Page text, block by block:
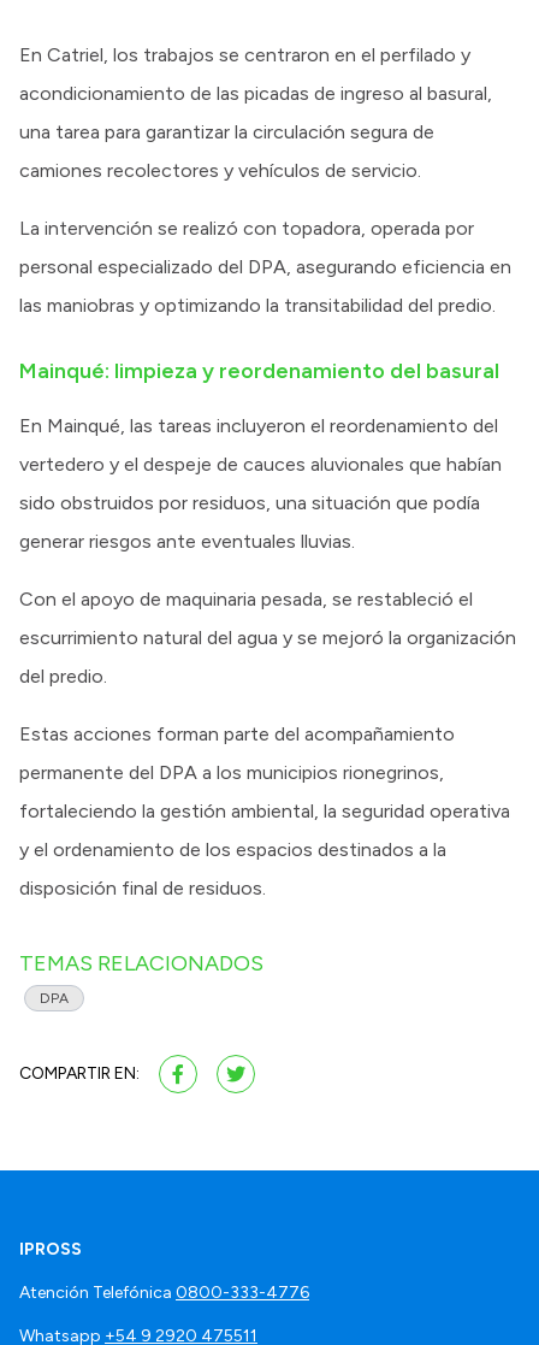
En Catriel, los trabajos se centraron en el perfilado y
acondicionamiento de las picadas de ingreso al basural,
una tarea para garantizar la circulación segura de
camiones recolectores y vehículos de servicio.
La intervención se realizó con topadora, operada por
personal especializado del DPA, asegurando eficiencia en
las maniobras y optimizando la transitabilidad del predio.
Mainqué: limpieza y reordenamiento del basural
En Mainqué, las tareas incluyeron el reordenamiento del
vertedero y el despeje de cauces aluvionales que habían
sido obstruidos por residuos, una situación que podía
generar riesgos ante eventuales lluvias.
Con el apoyo de maquinaria pesada, se restableció el
escurrimiento natural del agua y se mejoró la organización
del predio.
Estas acciones forman parte del acompañamiento
permanente del DPA a los municipios rionegrinos,
fortaleciendo la gestión ambiental, la seguridad operativa
y el ordenamiento de los espacios destinados a la
disposición final de residuos.
TEMAS RELACIONADOS
DPA
COMPARTIR EN:
IPROSS
Atención Telefónica 0800-333-4776
Whatsapp +54 9 2920 475511